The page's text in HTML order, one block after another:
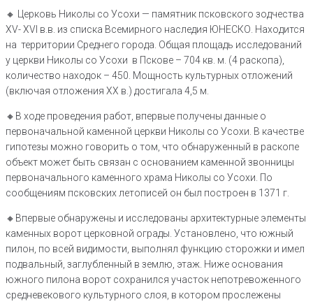
🔸️ Церковь Николы со Усохи — памятник псковского зодчества
XV- XVI в.в. из списка Всемирного наследия ЮНЕСКО. Находится
на территории Среднего города. Общая площадь исследований
у церкви Николы со Усохи в Пскове – 704 кв. м. (4 раскопа),
количество находок – 450. Мощность культурных отложений
(включая отложения ХХ в.) достигала 4,5 м.
🔸️В ходе проведения работ, впервые получены данные о
первоначальной каменной церкви Николы со Усохи. В качестве
гипотезы можно говорить о том, что обнаруженный в раскопе
объект может быть связан с основанием каменной звонницы
первоначального каменного храма Николы со Усохи. По
сообщениям псковских летописей он был построен в 1371 г.
🔸️Впервые обнаружены и исследованы архитектурные элементы
каменных ворот церковной ограды. Установлено, что южный
пилон, по всей видимости, выполнял функцию сторожки и имел
подвальный, заглубленный в землю, этаж. Ниже основания
южного пилона ворот сохранился участок непотревоженного
средневекового культурного слоя, в котором прослежены